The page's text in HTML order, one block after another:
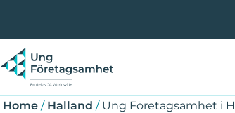
Home / Halland / Ung Företagsamhet i